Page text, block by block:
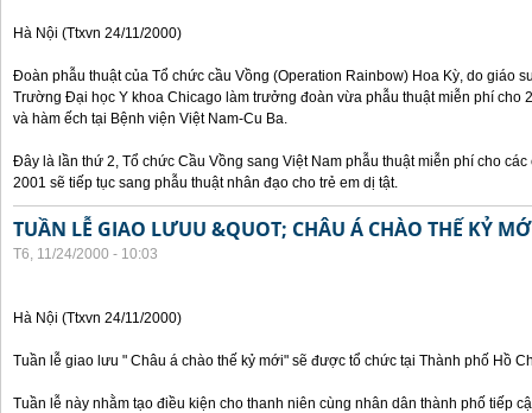
Hà Nội (Ttxvn 24/11/2000)
Đoàn phẫu thuật của Tổ chức cầu Vồng (Operation Rainbow) Hoa Kỳ, do giáo
Trường Đại học Y khoa Chicago làm trưởng đoàn vừa phẫu thuật miễn phí cho
và hàm ếch tại Bệnh viện Việt Nam-Cu Ba.
Đây là lần thứ 2, Tổ chức Cầu Vồng sang Việt Nam phẫu thuật miễn phí cho
2001 sẽ tiếp tục sang phẫu thuật nhân đạo cho trẻ em dị tật.
TUẦN LỄ GIAO LƯUU &QUOT; CHÂU Á CHÀO THẾ KỶ
T6, 11/24/2000 - 10:03
Hà Nội (Ttxvn 24/11/2000)
Tuần lễ giao lưu " Châu á chào thế kỷ mới" sẽ được tổ chức tại Thành phố Hồ
Tuần lễ này nhằm tạo điều kiện cho thanh niên cùng nhân dân thành phố tiếp